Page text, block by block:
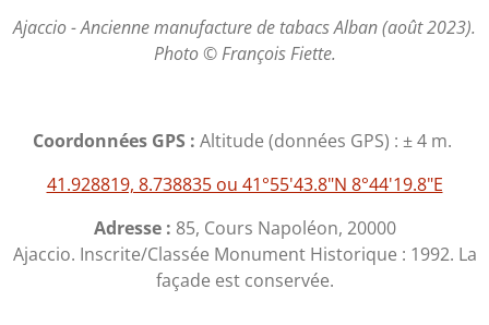
Ajaccio - Ancienne manufacture de tabacs Alban (août 2023).
Photo © François Fiette.
Coordonnées GPS : Altitude (données GPS) : ± 4 m.
41.928819, 8.738835 ou 41°55'43.8"N 8°44'19.8"E
Adresse : 85, Cours Napoléon, 20000
Ajaccio. Inscrite/Classée Monument Historique : 1992. La
façade est conservée.